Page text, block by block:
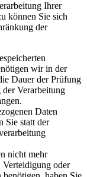
Ihrer
können Sie sich
der
wir in der
Dauer der Prüfung
der Verarbeitung
Daten
Sie statt der
nicht mehr
Verteidigung oder